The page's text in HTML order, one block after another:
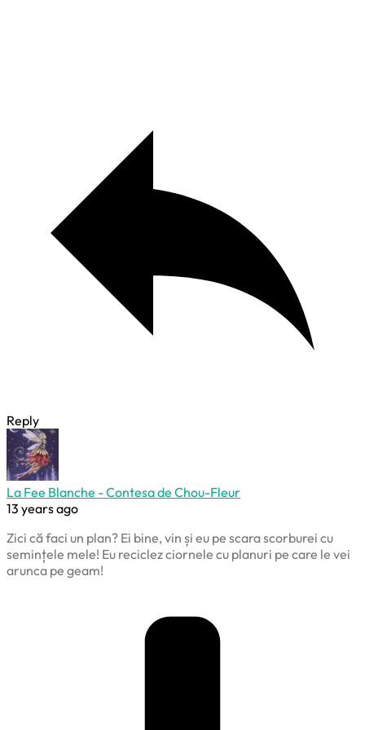
Reply
La Fee Blanche - Contesa de Chou-Fleur
13 years ago
Zici că faci un plan? Ei bine, vin și eu pe scara scorburei cu
semințele mele! Eu reciclez ciornele cu planuri pe care le vei
arunca pe geam!